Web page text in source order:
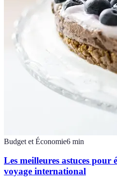
Budget et Économie6 min
Les meilleures astuces pour
voyage international